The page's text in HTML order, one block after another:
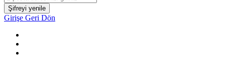
Şifreyi yenile
Girişe Geri Dön